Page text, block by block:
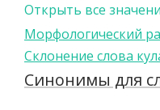
Открыть все
Морфологический
Склонение слова
Синонимы для